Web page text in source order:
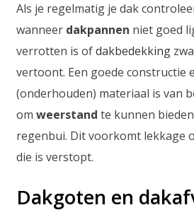
Als je regelmatig je dak
wanneer dakpannen niet goed
verrotten is ofdakbedekking
vertoont. Een goede constructie
(onderhouden) materiaal is van
om weerstand te kunnen
regenbui. Dit voorkomt lekkage
die is verstopt.
Dakgoten en